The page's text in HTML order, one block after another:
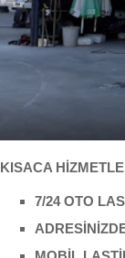
KISACA
7/24 OTO